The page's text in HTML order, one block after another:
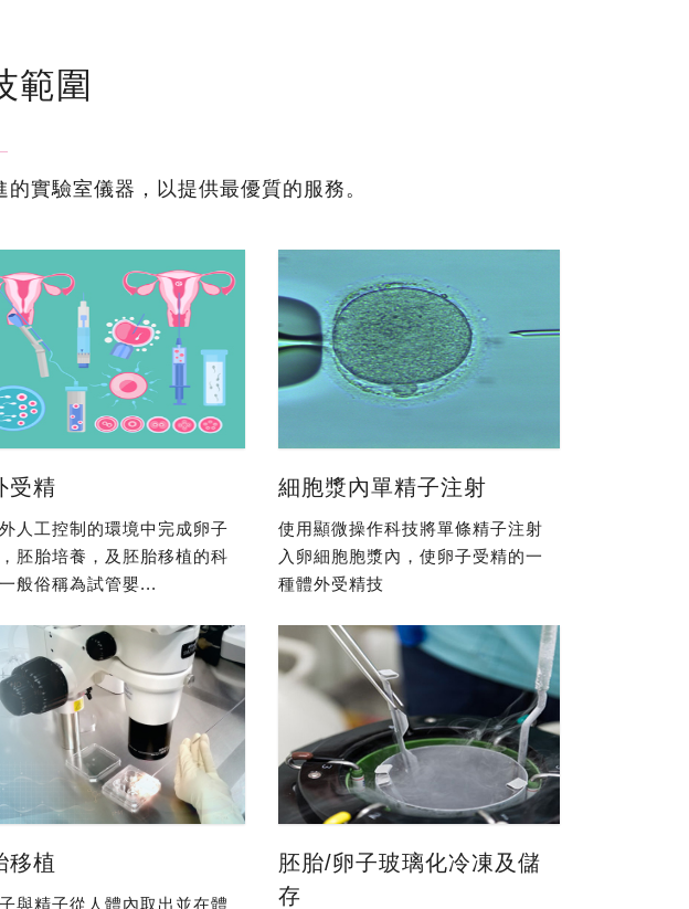
範圍
實驗室儀器，以提供最優質的服務。
受精
人工控制的環境中完成卵子
胚胎培養，及胚胎移植的科
般俗稱為試管嬰...
細胞漿內單精子注射
使用顯微操作科技將單條精子注射
入卵細胞胞漿內，使卵子受精的一
種體外受精技
移植
與精子從人體內取出並在體
胚胎/卵子玻璃化冷凍及儲
存